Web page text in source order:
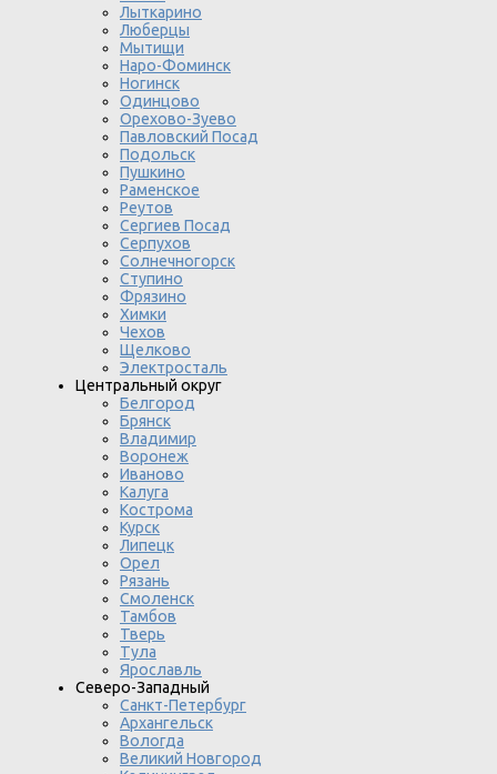
Лыткарино
Люберцы
Мытищи
Наро-Фоминск
Ногинск
Одинцово
Орехово-Зуево
Павловский Посад
Подольск
Пушкино
Раменское
Реутов
Сергиев Посад
Серпухов
Солнечногорск
Ступино
Фрязино
Химки
Чехов
Щелково
Электросталь
Центральный округ
Белгород
Брянск
Владимир
Воронеж
Иваново
Калуга
Кострома
Курск
Липецк
Орел
Рязань
Смоленск
Тамбов
Тверь
Тула
Ярославль
Северо-Западный
Санкт-Петербург
Архангельск
Вологда
Великий Новгород